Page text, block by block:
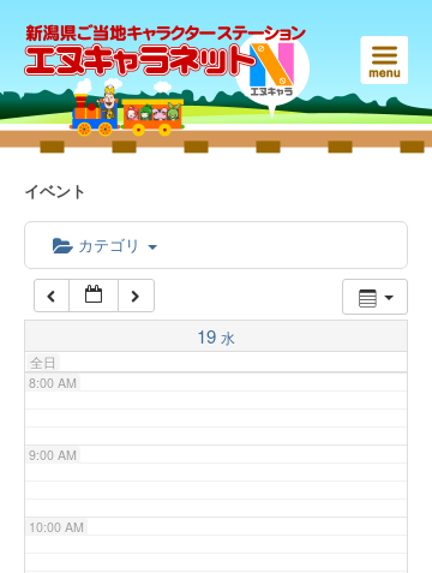
イベント
カテゴリ
19 水
全日
3:00 AM
4:00 AM
6:00 AM
7:00 AM
8:00 AM
9:00 AM
10:00 AM